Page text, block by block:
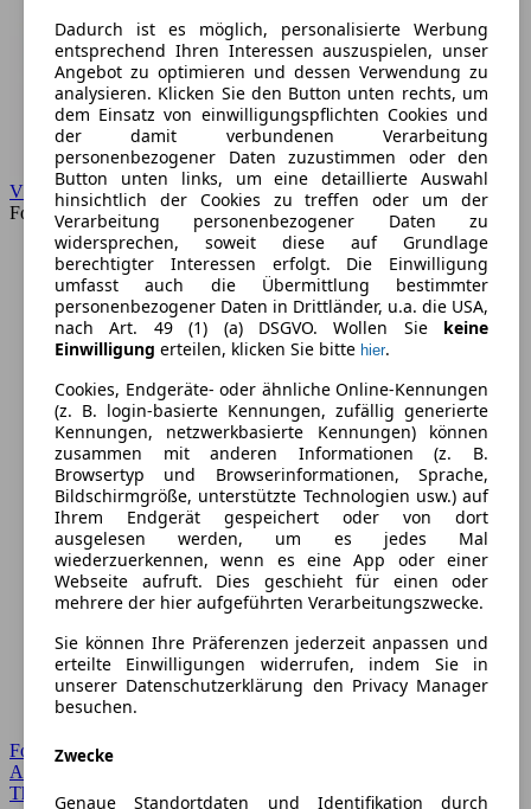
Dadurch ist es möglich, personalisierte Werbung
entsprechend Ihren Interessen auszuspielen, unser
Angebot zu optimieren und dessen Verwendung zu
analysieren. Klicken Sie den Button unten rechts, um
dem Einsatz von einwilligungspflichten Cookies und
der damit verbundenen Verarbeitung
personenbezogener Daten zuzustimmen oder den
Button unten links, um eine detaillierte Auswahl
hinsichtlich der Cookies zu treffen oder um der
Verarbeitung personenbezogener Daten zu
widersprechen, soweit diese auf Grundlage
berechtigter Interessen erfolgt. Die Einwilligung
umfasst auch die Übermittlung bestimmter
personenbezogener Daten in Drittländer, u.a. die USA,
nach Art. 49 (1) (a) DSGVO. Wollen Sie keine
Einwilligung erteilen, klicken Sie bitte hier.
Cookies, Endgeräte- oder ähnliche Online-Kennungen
(z. B. login-basierte Kennungen, zufällig generierte
Kennungen, netzwerkbasierte Kennungen) können
zusammen mit anderen Informationen (z. B.
Browsertyp und Browserinformationen, Sprache,
Bildschirmgröße, unterstützte Technologien usw.) auf
Ihrem Endgerät gespeichert oder von dort
ausgelesen werden, um es jedes Mal
wiederzuerkennen, wenn es eine App oder einer
Webseite aufruft. Dies geschieht für einen oder
mehrere der hier aufgeführten Verarbeitungszwecke.
Sie können Ihre Präferenzen jederzeit anpassen und
erteilte Einwilligungen widerrufen, indem Sie in
unserer Datenschutzerklärung den Privacy Manager
besuchen.
Zwecke
Genaue Standortdaten und Identifikation durch
VW
Forum
Forum Startseite
Alle Auto-Foren
Themen-Forum